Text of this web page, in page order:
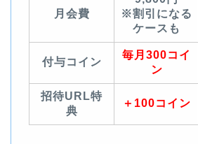
月会費
※割引になる
ケースも
付与コイン
毎月300コイ
ン
招待URL特
典
＋100コイン